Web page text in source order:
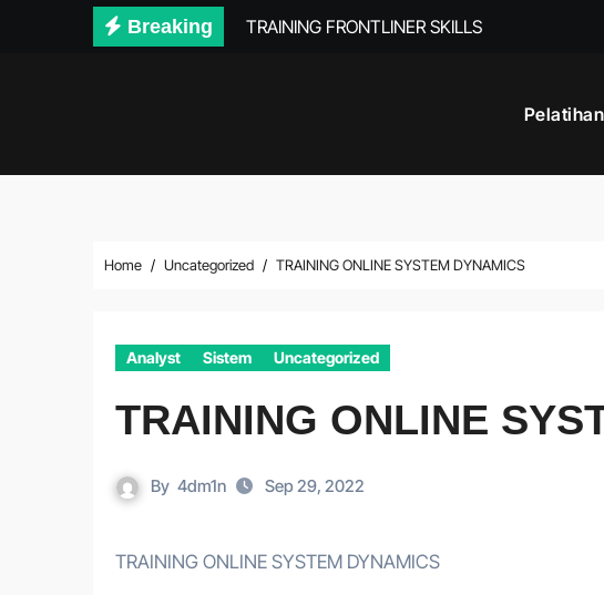
Breaking TRAINING FRONTLINER SKILLS
Home Uncategorized TRAINING ONLINE SYSTEM DYNAMICS
Analyst Sistem Uncategorized
TRAINING ONLINE
By 4dm1n Sep 29, 2022
TRAINING ONLINE SYSTEM DYNAMICS